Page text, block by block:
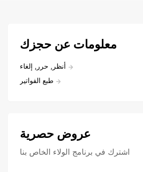
معلومات عن حجزك
أنظر, حرر, إلغاء
طبع الفواتير
عروض حصرية
اشترك في برنامج الولاء الخاص بنا